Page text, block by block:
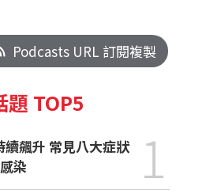
Podcasts URL 訂閱複製
題 TOP5
染
1